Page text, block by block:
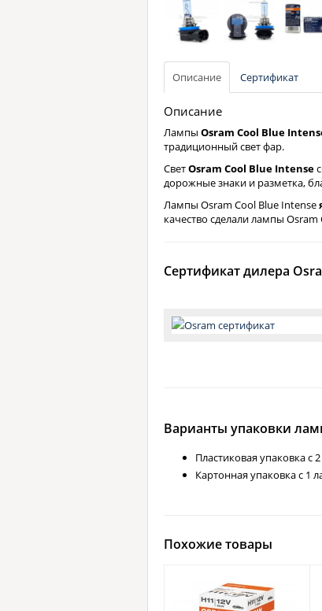
Описание Сертификат
Описание
Лампы Osram Cool Blue
традиционный свет фар.
СветOsram Cool Blue Intense
дорожные знаки и разметка,
Лампы Osram Cool Blue Intense
качество сделали лампы
Сертификат дилера
Варианты упаковки
Пластиковая упаковка с
Картонная упаковка с 1
Похожие товары